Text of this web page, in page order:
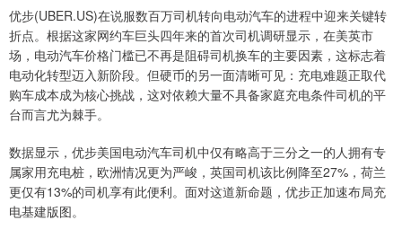
优步(UBER.US)在说服数百万司机转向电动汽车的进程中迎来关键转
折点。根据这家网约车巨头四年来的首次司机调研显示，在美英市
场，电动汽车价格门槛已不再是阻碍司机换车的主要因素，这标志着
电动化转型迈入新阶段。但硬币的另一面清晰可见：充电难题正取代
购车成本成为核心挑战，这对依赖大量不具备家庭充电条件司机的平
台而言尤为棘手。
数据显示，优步美国电动汽车司机中仅有略高于三分之一的人拥有专
属家用充电桩，欧洲情况更为严峻，英国司机该比例降至27%，荷兰
更仅有13%的司机享有此便利。面对这道新命题，优步正加速布局充
电基建版图。